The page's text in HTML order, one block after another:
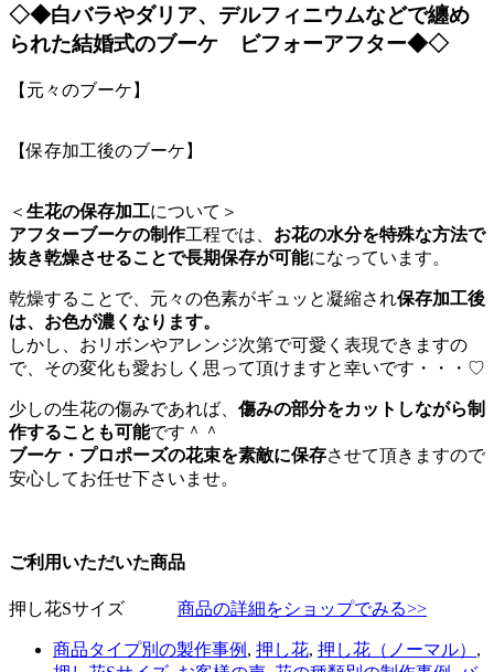
◇◆白バラやダリア、デルフィニウムなどで纏め
られた結婚式のブーケ ビフォーアフター◆◇
【元々のブーケ】
【保存加工後のブーケ】
＜ 生花の保存加工について＞
アフターブーケの制作工程では、 お花の水分を特殊な方法で
抜き乾燥させることで長期保存が可能になっています。
乾燥することで、元々の色素がギュッと凝縮され保存加工後
は、お色が濃くなります。
しかし、おリボンやアレンジ次第で可愛く表現できますの
で、その変化も愛おしく思って頂けますと幸いです・・・♡
少しの生花の傷みであれば、 傷みの部分をカットしながら制
作することも可能です＾＾
ブーケ・プロポーズの花束を素敵に保存させて頂きますので
安心してお任せ下さいませ。
ご利用いただいた商品
押し花Sサイズ 商品の詳細をショップでみる>>
商品タイプ別の製作事例 , 押し花, 押し花（ノーマル） ,